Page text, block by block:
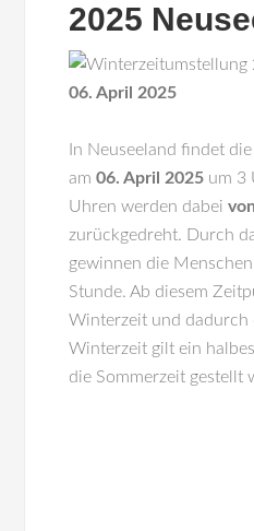
2025
06. April 2025
In Neuseeland findet
am06. April 2025 um 3
Uhren werden dabei
zurückgedreht. Durch
gewinnen die
Stunde. Ab diesem
Winterzeit und dadurch
Winterzeit gilt ein
die Sommerzeit gestellt